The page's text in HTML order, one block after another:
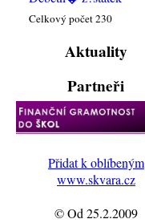
Celkový počet 230
Aktuality
Partneři
Přidat k oblíbeným
www.skvara.cz
© Od 25.2.2009